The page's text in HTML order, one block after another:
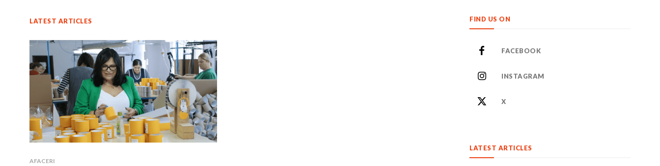
Rămâi conectat la lumea afacerilor și a ideilor care inspiră.
Rămâi conectat la lumea afacerilor și a ideilor care inspiră.
LATEST ARTICLES
AFACERI
FIND US ON
FACEBOOK
INSTAGRAM
X
LATEST ARTICLES